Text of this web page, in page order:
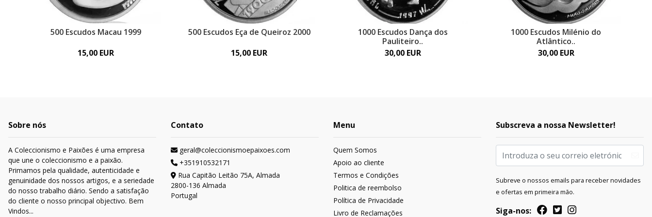
500 Escudos Macau 1999
15,00 EUR
500 Escudos Eça de Queiroz 2000
15,00 EUR
1000 Escudos Dança dos
Pauliteiro..
30,00 EUR
1000 Escudos Milénio do
Atlântico..
30,00 EUR
Sobre nós
A Coleccionismo e Paixões é uma empresa
que une o coleccionismo e a paixão.
Primamos pela qualidade, autenticidade e
genuinidade dos nossos artigos, e a seriedade
do nosso trabalho diário. Sendo a satisfação
do cliente o nosso principal objectivo. Bem
Vindos...
Contato
geral@coleccionismoepaixoes.com
+351910532171
Rua Capitão Leitão 75A, Almada
2800-136 Almada
Portugal
Menu
Quem Somos
Apoio ao cliente
Termos e Condições
Politica de reembolso
Política de Privacidade
Livro de Reclamações
Subscreva a nossa Newsletter!
Subreve o nossos emails para receber novidades
e ofertas em primeira mão.
Siga-nos: